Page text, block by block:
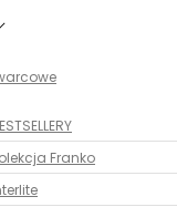
Franko